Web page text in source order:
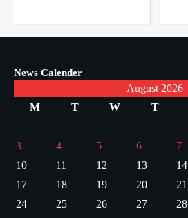
News Calender
August 2026
M
T W T
3
4 5 6 7
10
11 12 13 14
17
18 19 20 21
24
25 26 27 28